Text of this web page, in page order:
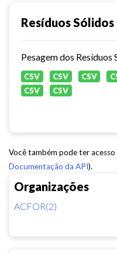
Organizações
ACFOR(2)
Resíduos
CSV CSV CSV
CSV
CSV
Você também pode ter acesso
Documentação da API).